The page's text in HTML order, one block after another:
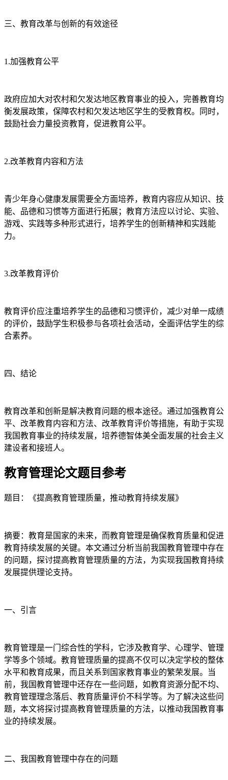
三、教育改革与创新的有效途径
1.加强教育公平
政府应加大对农村和欠发达地区教育事业的投入，完善教育均
衡发展政策，保障农村和欠发达地区学生的受教育权。同时，
鼓励社会力量投资教育，促进教育公平。
2.改革教育内容和方法
青少年身心健康发展需要全方面培养，教育内容应从知识、技
能、品德和习惯等方面进行拓展；教育方法应以讨论、实验、
游戏、实践等多种形式进行，培养学生的创新精神和实践能
力。
3.改革教育评价
教育评价应注重培养学生的品德和习惯评价，减少对单一成绩
的评价，鼓励学生积极参与各项社会活动，全面评估学生的综
合素养。
四、结论
教育改革和创新是解决教育问题的根本途径。通过加强教育公
平、改革教育内容和方法、改革教育评价等措施，有助于实现
我国教育事业的持续发展，培养德智体美全面发展的社会主义
建设者和接班人。
教育管理论文题目参考
题目：《提高教育管理质量，推动教育持续发展》
摘要：教育是国家的未来，而教育管理是确保教育质量和促进
教育持续发展的关键。本文通过分析当前我国教育管理中存在
的问题，探讨提高教育管理质量的方法，为实现我国教育持续
发展提供理论支持。
一、引言
教育管理是一门综合性的学科，它涉及教育学、心理学、管理
学等多个领域。教育管理质量的提高不仅可以决定学校的整体
水平和教育成果，而且关系到国家教育事业的繁荣发展。当
前，我国教育管理中还存在一些问题，如教育资源分配不均、
教育管理理念落后、教育质量评价不科学等。为了解决这些问
题，本文将探讨提高教育管理质量的方法，以推动我国教育事
业的持续发展。
二、我国教育管理中存在的问题